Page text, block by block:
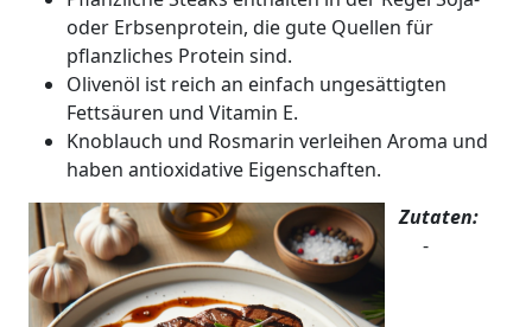
oder Erbsenprotein, die gute Quellen für
pflanzliches Protein sind.
Olivenöl ist reich an einfach ungesättigten
Fettsäuren und Vitamin E.
Knoblauch und Rosmarin verleihen Aroma und
haben antioxidative Eigenschaften.
Zutaten:
-